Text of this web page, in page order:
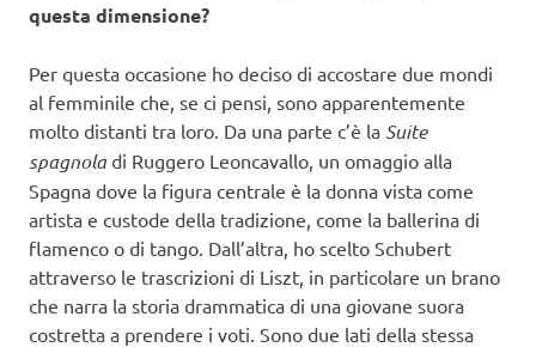
questa dimensione?
Per questa occasione ho deciso di accostare due mondi
al femminile che, se ci pensi, sono apparentemente
molto distanti tra loro. Da una parte c’è la Suite
spagnoladi Ruggero Leoncavallo, un omaggio alla
Spagna dove la figura centrale è la donna vista come
artista e custode della tradizione, come la ballerina di
flamenco o di tango. Dall’altra, ho scelto Schubert
attraverso le trascrizioni di Liszt, in particolare un brano
che narra la storia drammatica di una giovane suora
costretta a prendere i voti. Sono due lati della stessa